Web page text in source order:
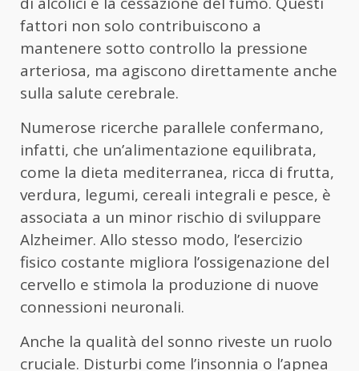
fattori non solo contribuiscono a
mantenere sotto controllo la pressione
arteriosa, ma agiscono direttamente anche
sulla salute cerebrale.
Numerose ricerche parallele confermano,
infatti, che un’alimentazione equilibrata,
come la dieta mediterranea, ricca di frutta,
verdura, legumi, cereali integrali e pesce, è
associata a un minor rischio di sviluppare
Alzheimer. Allo stesso modo, l’esercizio
fisico costante migliora l’ossigenazione del
cervello e stimola la produzione di nuove
connessioni neuronali.
Anche la qualità del sonno riveste un ruolo
cruciale. Disturbi come l’insonnia o l’apnea